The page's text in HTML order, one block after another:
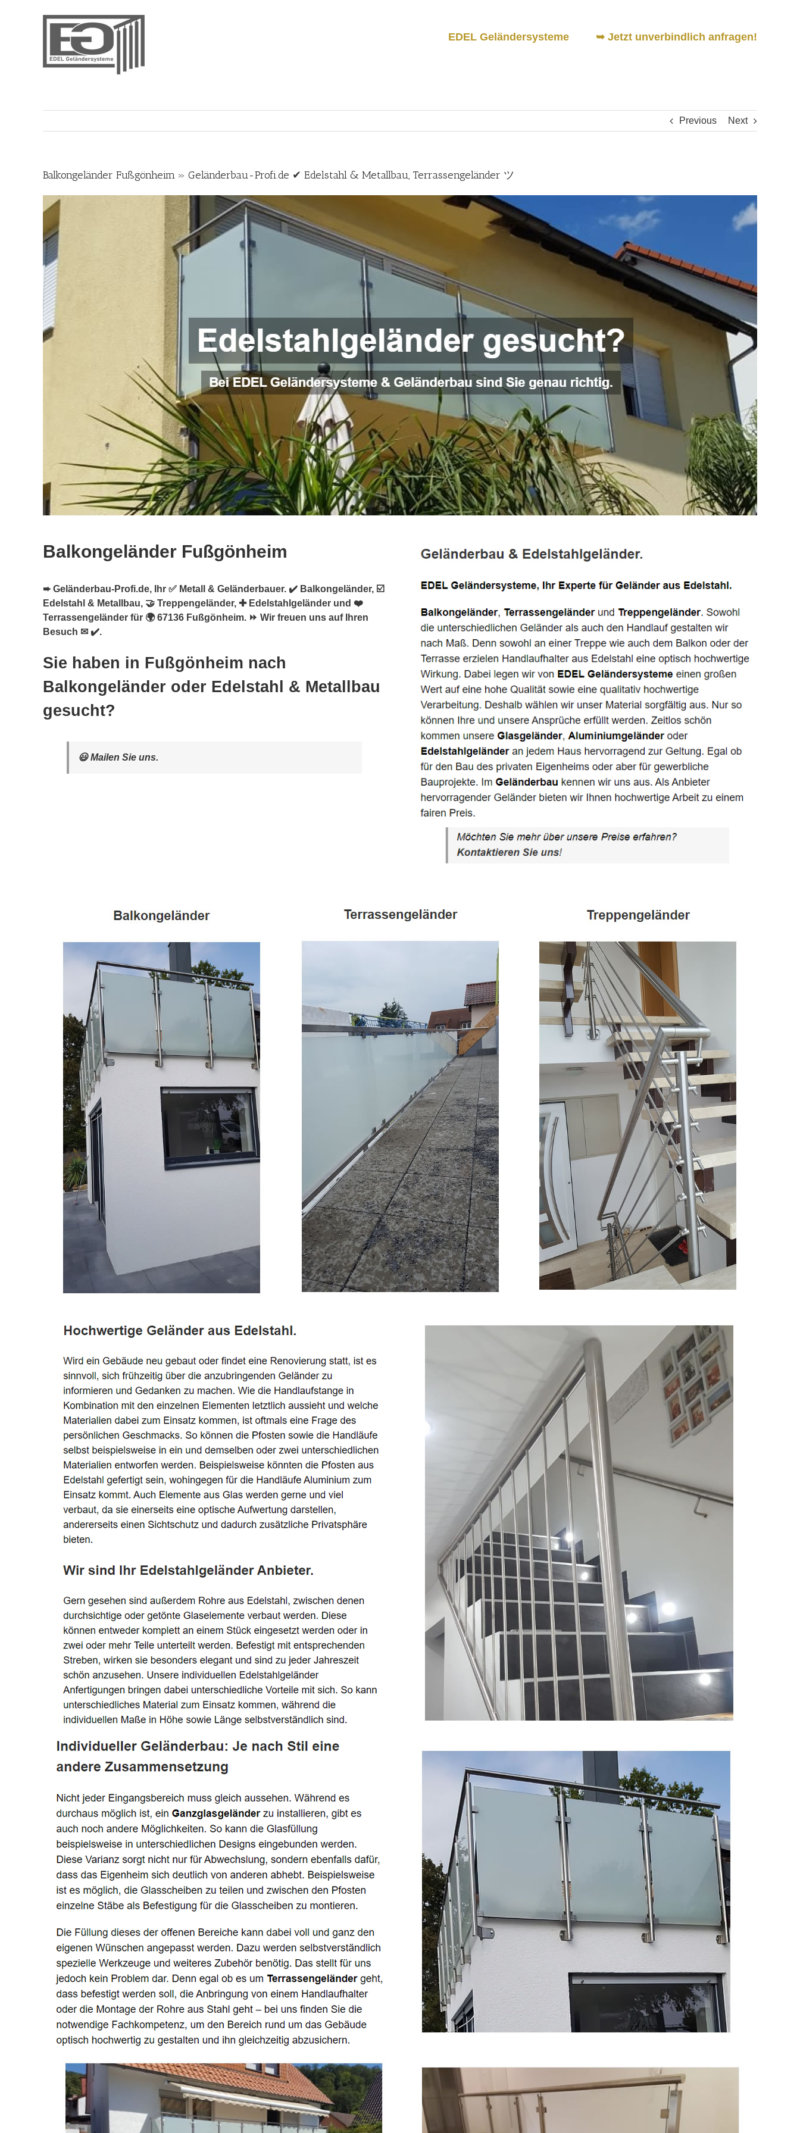
EDEL Geländersysteme ➥ Jetzt unverbindlich anfragen!
Previous Next
Balkongeländer Fußgönheim » Geländerbau-Profi.de ✔ Edelstahl & Metallbau, Terrassengeländer ツ
Balkongeländer Fußgönheim
➨ Geländerbau-Profi.de, Ihr ✅ Metall & Geländerbauer. ✔️ Balkongeländer, ☑️
Edelstahl & Metallbau, 🤝 Treppengeländer, ✚ Edelstahlgeländer und ❤️
Terrassengeländer für 🌍 67136 Fußgönheim. ⏩ Wir freuen uns auf Ihren
Besuch ✉ ✔️.
Sie haben in Fußgönheim nach
Balkongeländer oder Edelstahl & Metallbau
gesucht?
😃 Mailen Sie uns.